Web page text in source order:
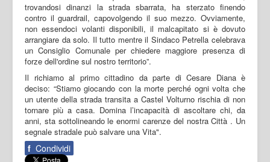
trovandosi dinanzi la strada sbarrata, ha sterzato finendo
contro il guardrail, capovolgendo il suo mezzo. Ovviamente,
non essendoci volanti disponibili, il malcapitato si è dovuto
arrangiare da solo. Il tutto mentre il Sindaco Petrella celebrava
un Consiglio Comunale per chiedere maggiore presenza di
forze dell'ordine sul nostro territorio”.
Il richiamo al primo cittadino da parte di Cesare Diana è
deciso: “Stiamo giocando con la morte perché ogni volta che
un utente della strada transita a Castel Volturno rischia di non
tornare più a casa. Domina l’incapacità di ascoltare chi, da
anni, sta sottolineando le enormi carenze del nostra Città . Un
segnale stradale può salvare una Vita".
f Condividi